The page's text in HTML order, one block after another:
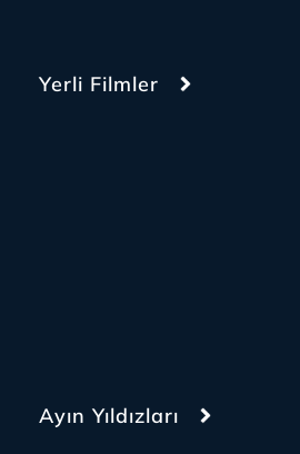
Yerli Filmler
Ayın Yıldızları